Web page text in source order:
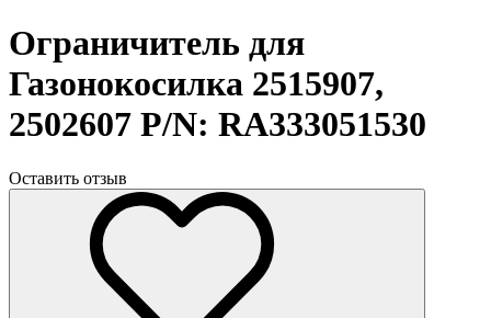
Ограничитель для
Газонокосилка 2515907,
2502607 P/N: RA333051530
Оставить отзыв